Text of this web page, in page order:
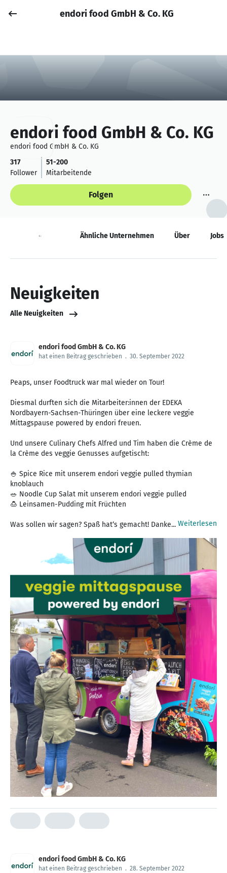
Anmelden
endori food GmbH & Co. KG
endori food GmbH & Co. KG
endori food GmbH & Co. KG
317
Follower
51-200
Mitarbeitende
Folgen
Neuigkeiten Ähnliche Unternehmen Über Jobs
Neuigkeiten
Alle Neuigkeiten
endori food GmbH & Co. KG
hat einen Beitrag geschrieben . 30. September 2022
Peaps, unser Foodtruck war mal wieder on Tour!
Diesmal durften sich die Mitarbeiter:innen der EDEKA
Nordbayern-Sachsen-Thüringen über eine leckere veggie
Mittagspause powered by endori freuen.
Und unsere Culinary Chefs Alfred und Tim haben die Crème de
la Crème des veggie Genusses aufgetischt:
🍚 Spice Rice mit unserem endori veggie pulled thymian
knoblauch
🥗 Noodle Cup Salat mit unserem endori veggie pulled
🍮 Leinsamen-Pudding mit Früchten
Was sollen wir sagen? Spaß hat‘s gemacht! Danke... Weiterlesen
endori food GmbH & Co. KG
hat einen Beitrag geschrieben . 28. September 2022